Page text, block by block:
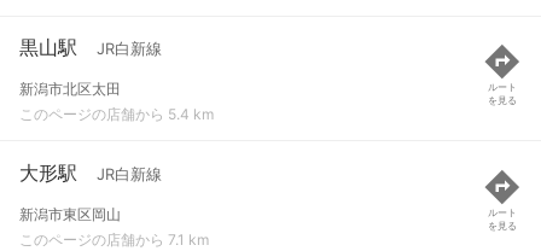
黒山駅 JR白新線
新潟市北区太田
このページの店舗から 5.4 km
ルート
を見る
大形駅 JR白新線
新潟市東区岡山
このページの店舗から 7.1 km
ルート
を見る